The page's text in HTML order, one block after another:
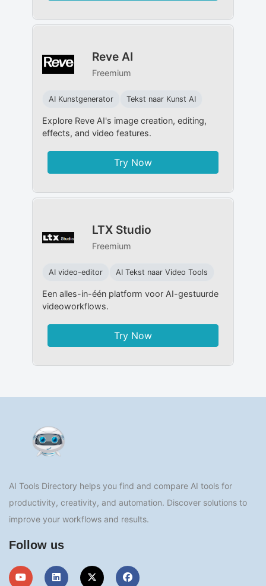
Reve AI
Freemium
AI Kunstgenerator Tekst naar Kunst AI
Explore Reve AI's image creation, editing,
effects, and video features.
Try Now
LTX Studio
Freemium
AI video-editor AI Tekst naar Video Tools
Een alles-in-één platform voor AI-gestuurde
videoworkflows.
Try Now
AI Tools Directory helps you find and compare AI tools for
productivity, creativity, and automation. Discover solutions to
improve your workflows and results.
Follow us